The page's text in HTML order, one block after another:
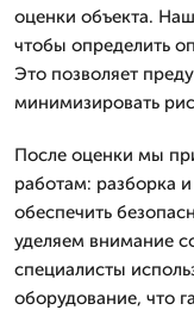
оценки объекта.
чтобы определить
Это позволяет
минимизировать
После оценки мы
работам: разборка
обеспечить
уделяем внимание
специалисты
оборудование, что